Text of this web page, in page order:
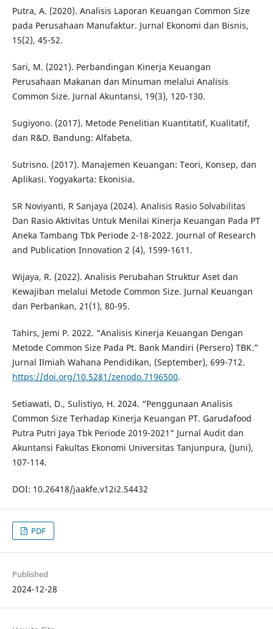
Putra, A. (2020). Analisis Laporan Keuangan Common Size
pada Perusahaan Manufaktur. Jurnal Ekonomi dan Bisnis,
15(2), 45-52.
Sari, M. (2021). Perbandingan Kinerja Keuangan
Perusahaan Makanan dan Minuman melalui Analisis
Common Size. Jurnal Akuntansi, 19(3), 120-130.
Sugiyono. (2017). Metode Penelitian Kuantitatif, Kualitatif,
dan R&D. Bandung: Alfabeta.
Sutrisno. (2017). Manajemen Keuangan: Teori, Konsep, dan
Aplikasi. Yogyakarta: Ekonisia.
SR Noviyanti, R Sanjaya (2024). Analisis Rasio Solvabilitas
Dan Rasio Aktivitas Untuk Menilai Kinerja Keuangan Pada PT
Aneka Tambang Tbk Periode 2-18-2022. Journal of Research
and Publication Innovation 2 (4), 1599-1611.
Wijaya, R. (2022). Analisis Perubahan Struktur Aset dan
Kewajiban melalui Metode Common Size. Jurnal Keuangan
dan Perbankan, 21(1), 80-95.
Tahirs, Jemi P. 2022. “Analisis Kinerja Keuangan Dengan
Metode Common Size Pada Pt. Bank Mandiri (Persero) TBK.”
Jurnal Ilmiah Wahana Pendidikan, (September), 699-712.
https://doi.org/10.5281/zenodo.7196500.
Setiawati, D., Sulistiyo, H. 2024. “Penggunaan Analisis
Common Size Terhadap Kinerja Keuangan PT. Garudafood
Putra Putri Jaya Tbk Periode 2019-2021” Jurnal Audit dan
Akuntansi Fakultas Ekonomi Universitas Tanjunpura, (Juni),
107-114.
DOI: 10.26418/jaakfe.v12i2.54432
PDF
Published
2024-12-28